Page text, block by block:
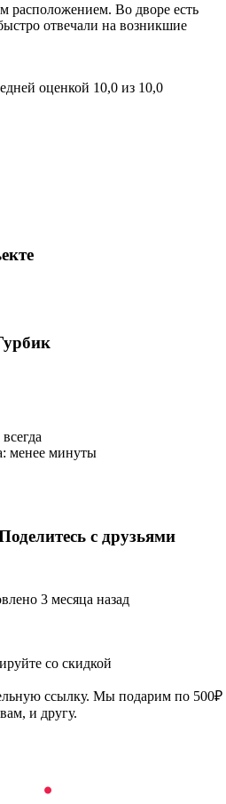
расположением. Во дворе есть
отвечали на возникшие
оценкой 10,0 из 10,0
менее минуты
с друзьями
3 месяца назад
со скидкой
ссылку. Мы подарим по 500₽
и другу.